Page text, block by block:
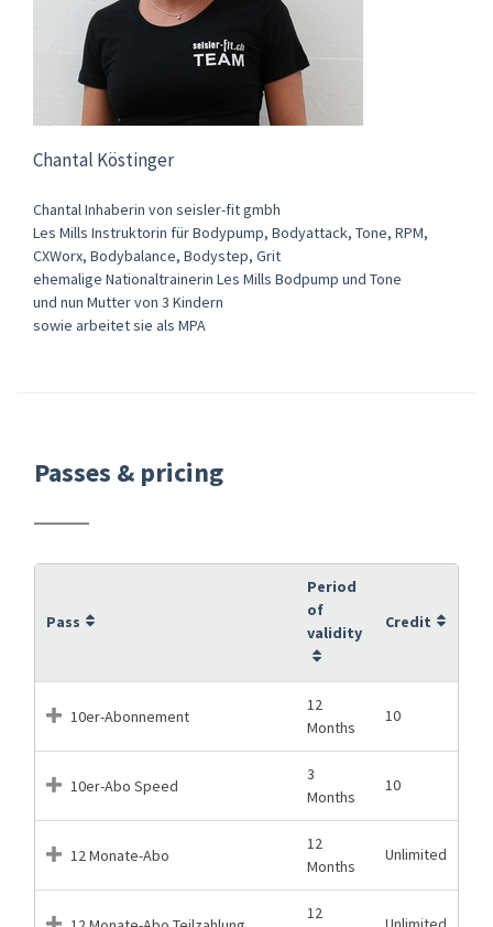
Chantal Köstinger
Chantal Inhaberin von seisler-fit gmbh
Les Mills Instruktorin für Bodypump, Bodyattack, Tone, RPM,
CXWorx, Bodybalance, Bodystep, Grit
ehemalige Nationaltrainerin Les Mills Bodpump und Tone
und nun Mutter von 3 Kindern
sowie arbeitet sie als MPA
Passes & pricing
Pass
Period
of
validity
Credit
10er-Abonnement
12
Months
10
10er-Abo Speed
3
Months
10
12 Monate-Abo
12
Months
Unlimited
12